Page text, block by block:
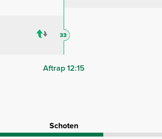
33
Aftrap 12:15
Schoten